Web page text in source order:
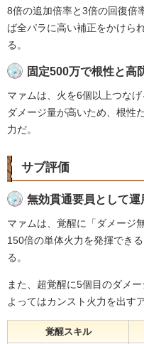
8倍の追加倍率と3倍の回復倍
ば全パラに高い補正をかけら
る。
固定500万で根性と高
マァムは、火を6個以上つな
ダメージ量が高いため、根性
力だ。
サブ評価
無効貫通要員として運
マァムは、覚醒に「ダメージ
150倍の単体火力を発揮でき
る。
また、超覚醒に5個目のダメ
よってはカンスト火力を出す
覚醒スキル